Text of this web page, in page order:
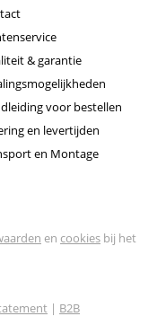
& garantie
voor bestellen
en levertijden
en Montage
en cookies bij het
| B2B